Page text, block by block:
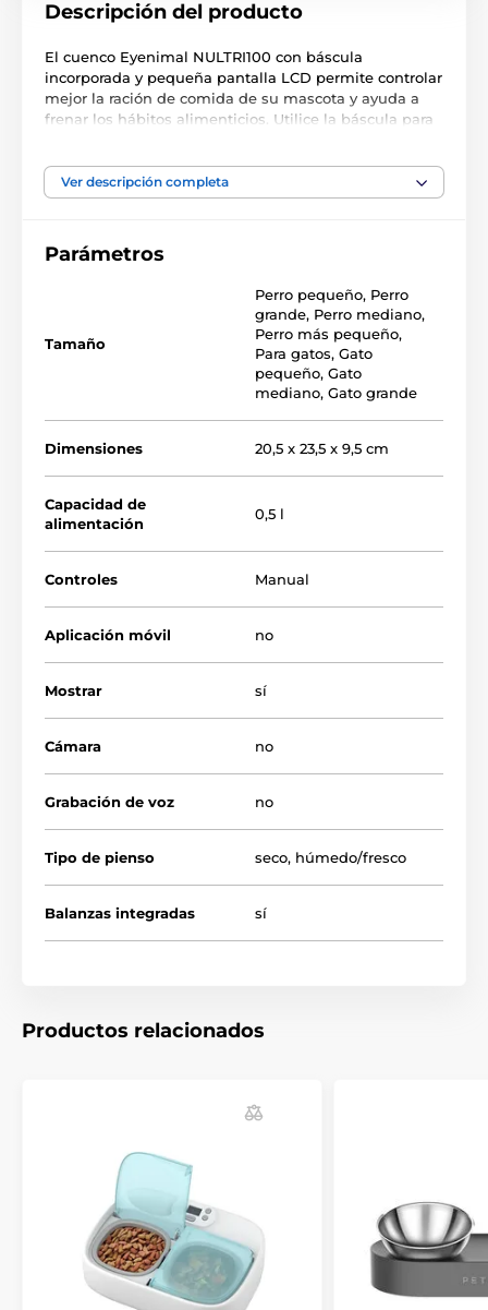
Descripción del producto
El cuenco Eyenimal NULTRI100 con báscula
incorporada y pequeña pantalla LCD permite controlar
mejor la ración de comida de su mascota y ayuda a
frenar los hábitos alimenticios. Utilice la báscula para
adecuada a sus necesidades. La báscula muestra el
peso actual y el peso inicial almacenado de la comida.
evitar que su mascota engulla la comida, lo que
ayuda a eliminar la hinchazón y los problemas
limpiar y mantener. El sistema antideslizante
garantiza una estabilidad óptima al alimentar a su
mascota. El cuenco funciona con 2 pilas AAA no
Dimensiones del cuenco: 20,5 x 23,5 x 9,5 cm.
Las especificaciones técnicas pueden cambiar sin
El producto aparece en las categorías
% Comederos, fuentes, dispensadores
Ver descripción completa
Parámetros
Tamaño
Perro pequeño, Perro
grande, Perro mediano,
Perro más pequeño,
Para gatos, Gato
pequeño, Gato
mediano, Gato grande
Dimensiones 20,5 x 23,5 x 9,5 cm
Capacidad de
alimentación
0,5 l
Controles Manual
Aplicación móvil no
Mostrar sí
Cámara no
Grabación de voz no
Tipo de pienso seco, húmedo/fresco
Balanzas integradas sí
Productos relacionados